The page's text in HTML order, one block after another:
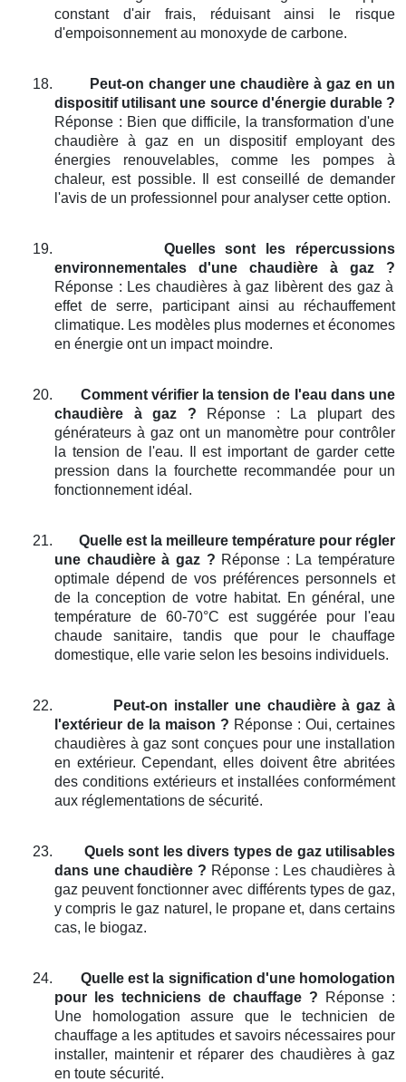
constant d'air frais, réduisant ainsi le risque
d'empoisonnement au monoxyde de carbone.
18.
Peut-on changer une chaudière à gaz en un
dispositif utilisant une source d'énergie durable ?
Réponse : Bien que difficile, la transformation d'une
chaudière à gaz en un dispositif employant des
énergies renouvelables, comme les pompes à
chaleur, est possible. Il est conseillé de demander
l'avis de un professionnel pour analyser cette option.
19.
Quelles sont les répercussions
environnementales d'une chaudière à gaz ?
Réponse : Les chaudières à gaz libèrent des gaz à
effet de serre, participant ainsi au réchauffement
climatique. Les modèles plus modernes et économes
en énergie ont un impact moindre.
20.
Comment vérifier la tension de l'eau dans une
chaudière à gaz ? Réponse : La plupart des
générateurs à gaz ont un manomètre pour contrôler
la tension de l'eau. Il est important de garder cette
pression dans la fourchette recommandée pour un
fonctionnement idéal.
21.
Quelle est la meilleure température pour régler
une chaudière à gaz ? Réponse : La température
optimale dépend de vos préférences personnels et
de la conception de votre habitat. En général, une
température de 60-70°C est suggérée pour l'eau
chaude sanitaire, tandis que pour le chauffage
domestique, elle varie selon les besoins individuels.
22.
Peut-on installer une chaudière à gaz à
l'extérieur de la maison ? Réponse : Oui, certaines
chaudières à gaz sont conçues pour une installation
en extérieur. Cependant, elles doivent être abritées
des conditions extérieurs et installées conformément
aux réglementations de sécurité.
23.
Quels sont les divers types de gaz utilisables
dans une chaudière ? Réponse : Les chaudières à
gaz peuvent fonctionner avec différents types de gaz,
y compris le gaz naturel, le propane et, dans certains
cas, le biogaz.
24.
Quelle est la signification d'une homologation
pour les techniciens de chauffage ? Réponse :
Une homologation assure que le technicien de
chauffage a les aptitudes et savoirs nécessaires pour
installer, maintenir et réparer des chaudières à gaz
en toute sécurité.